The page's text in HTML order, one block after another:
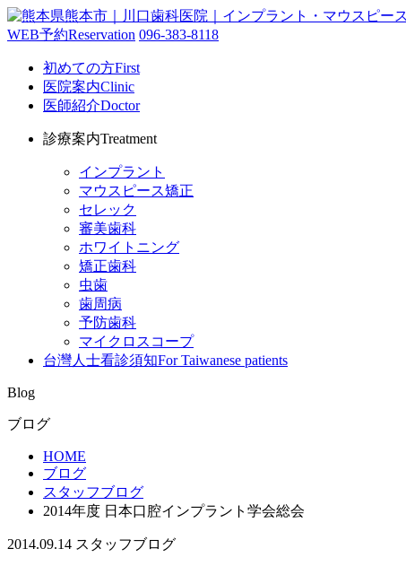
WEB予約Reservation 096-383-8118
初めての方First
医院案内Clinic
医師紹介Doctor
診療案内Treatment
インプラント
マウスピース矯正
セレック
審美歯科
ホワイトニング
矯正歯科
虫歯
歯周病
予防歯科
マイクロスコープ
台灣人士看診須知For Taiwanese patients
Blog
ブログ
HOME
ブログ
スタッフブログ
2014年度 日本口腔インプラント学会総会
2014.09.14 スタッフブログ